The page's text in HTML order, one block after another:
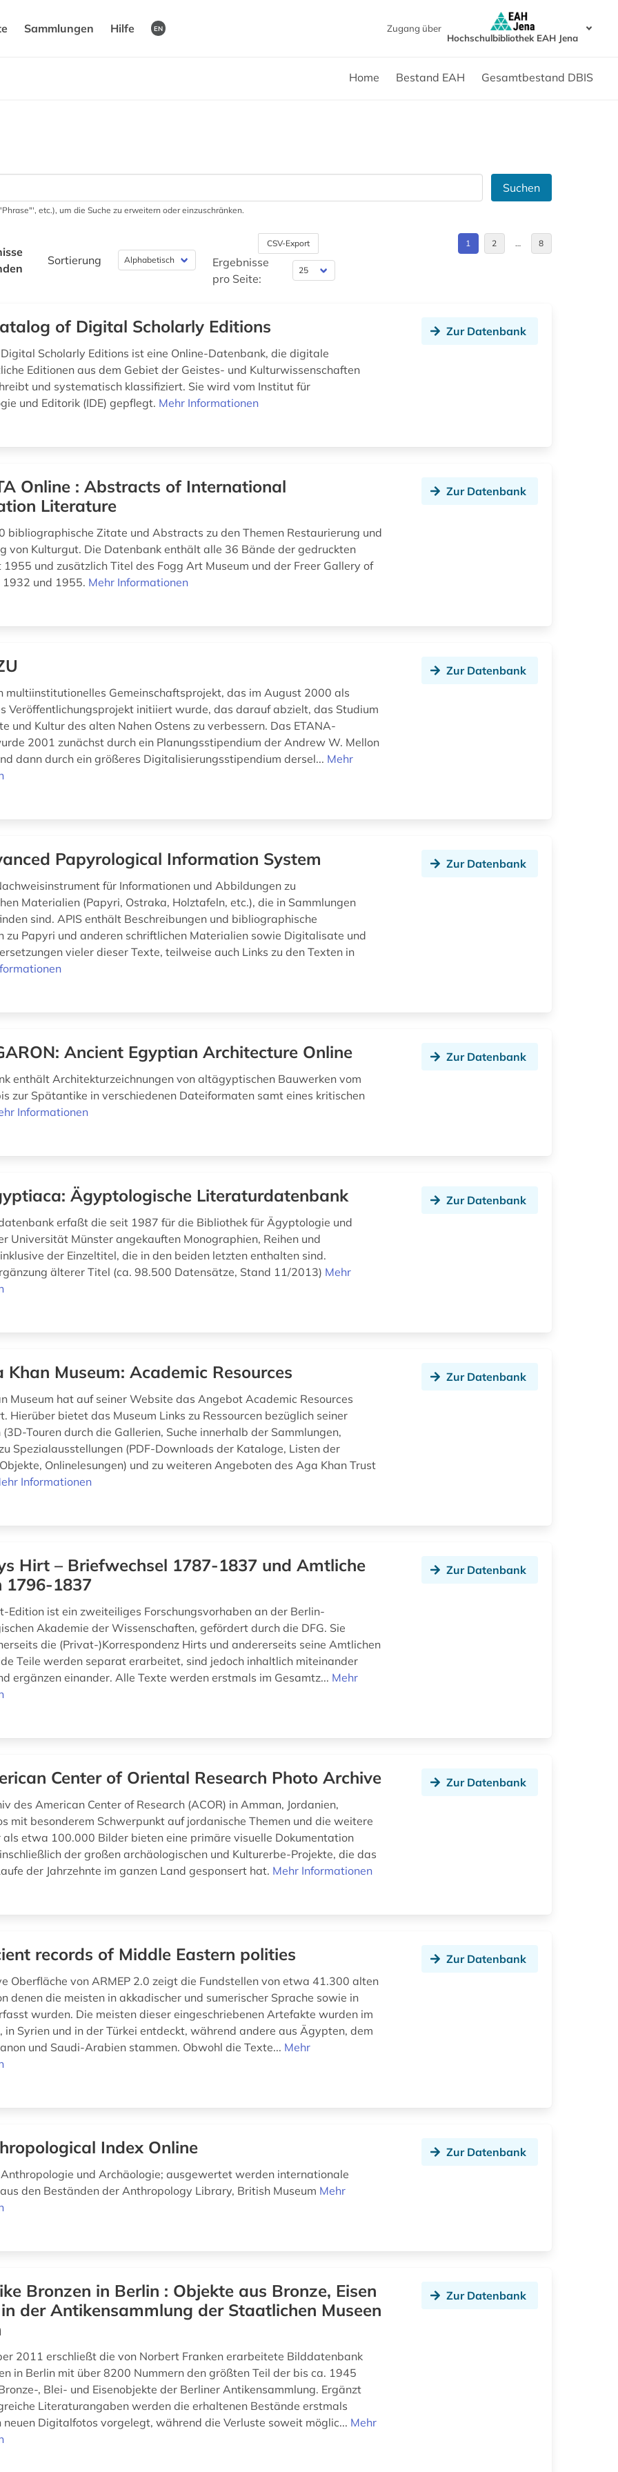
Sammlungen Hilfe EN
Zugang über
Hochschulbibliothek EAH Jena
Home Bestand EAH Gesamtbestand DBIS
Suchen
etc.), um die Suche zu erweitern oder einzuschränken.
Sortierung
CSV-Export
Ergebnisse
pro Seite:
1 2 … 8
of Digital Scholarly Editions
Scholarly Editions ist eine Online-Datenbank, die digitale
Editionen aus dem Gebiet der Geistes- und Kulturwissenschaften
und systematisch klassifiziert. Sie wird vom Institut für
und Editorik (IDE) gepflegt. Mehr Informationen
Zur Datenbank
Online : Abstracts of International
Literature
bibliographische Zitate und Abstracts zu den Themen Restaurierung und
von Kulturgut. Die Datenbank enthält alle 36 Bände der gedruckten
und zusätzlich Titel des Fogg Art Museum und der Freer Gallery of
und 1955. Mehr Informationen
Zur Datenbank
multiinstitutionelles Gemeinschaftsprojekt, das im August 2000 als
Veröffentlichungsprojekt initiiert wurde, das darauf abzielt, das Studium
und Kultur des alten Nahen Ostens zu verbessern. Das ETANA-
2001 zunächst durch ein Planungsstipendium der Andrew W. Mellon
dann durch ein größeres Digitalisierungsstipendium dersel... Mehr
Zur Datenbank
Papyrological Information System
für Informationen und Abbildungen zu
Materialien (Papyri, Ostraka, Holztafeln, etc.), die in Sammlungen
sind. APIS enthält Beschreibungen und bibliographische
zu Papyri und anderen schriftlichen Materialien sowie Digitalisate und
vieler dieser Texte, teilweise auch Links zu den Texten in
Zur Datenbank
Ancient Egyptian Architecture Online
enthält Architekturzeichnungen von altägyptischen Bauwerken vom
zur Spätantike in verschiedenen Dateiformaten samt eines kritischen
Informationen
Zur Datenbank
Ägyptologische Literaturdatenbank
erfaßt die seit 1987 für die Bibliothek für Ägyptologie und
Universität Münster angekauften Monographien, Reihen und
der Einzeltitel, die in den beiden letzten enthalten sind.
älterer Titel (ca. 98.500 Datensätze, Stand 11/2013) Mehr
Zur Datenbank
Khan Museum: Academic Resources
Museum hat auf seiner Website das Angebot Academic Resources
Hierüber bietet das Museum Links zu Ressourcen bezüglich seiner
Touren durch die Gallerien, Suche innerhalb der Sammlungen,
Spezialausstellungen (PDF-Downloads der Kataloge, Listen der
Onlinelesungen) und zu weiteren Angeboten des Aga Khan Trust
Informationen
Zur Datenbank
Hirt – Briefwechsel 1787-1837 und Amtliche
1796-1837
Edition ist ein zweiteiliges Forschungsvorhaben an der Berlin-
Akademie der Wissenschaften, gefördert durch die DFG. Sie
die (Privat-)Korrespondenz Hirts und andererseits seine Amtlichen
Teile werden separat erarbeitet, sind jedoch inhaltlich miteinander
ergänzen einander. Alle Texte werden erstmals im Gesamtz... Mehr
Zur Datenbank
Center of Oriental Research Photo Archive
des American Center of Research (ACOR) in Amman, Jordanien,
mit besonderem Schwerpunkt auf jordanische Themen und die weitere
als etwa 100.000 Bilder bieten eine primäre visuelle Dokumentation
der großen archäologischen und Kulturerbe-Projekte, die das
der Jahrzehnte im ganzen Land gesponsert hat. Mehr Informationen
Zur Datenbank
records of Middle Eastern polities
Oberfläche von ARMEP 2.0 zeigt die Fundstellen von etwa 41.300 alten
denen die meisten in akkadischer und sumerischer Sprache sowie in
wurden. Die meisten dieser eingeschriebenen Artefakte wurden im
in Syrien und in der Türkei entdeckt, während andere aus Ägypten, dem
und Saudi-Arabien stammen. Obwohl die Texte... Mehr
Zur Datenbank
Index Online
und Archäologie; ausgewertet werden internationale
den Beständen der Anthropology Library, British Museum Mehr
Zur Datenbank
Bronzen in Berlin : Objekte aus Bronze, Eisen
der Antikensammlung der Staatlichen Museen
2011 erschließt die von Norbert Franken erarbeitete Bilddatenbank
in Berlin mit über 8200 Nummern den größten Teil der bis ca. 1945
, Blei- und Eisenobjekte der Berliner Antikensammlung. Ergänzt
Literaturangaben werden die erhaltenen Bestände erstmals
neuen Digitalfotos vorgelegt, während die Verluste soweit möglic... Mehr
Zur Datenbank